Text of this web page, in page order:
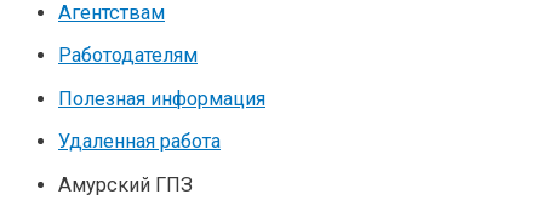
Агентствам
Работодателям
Полезная информация
Удаленная работа
Амурский ГПЗ